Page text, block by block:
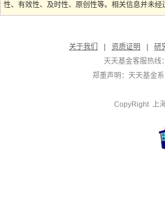
性、有效性、及时性、原创性等。相关信息并未
关于我们
资质证明 研
天天基金客服热线
郑重声明： 天天基金
CopyRight 上